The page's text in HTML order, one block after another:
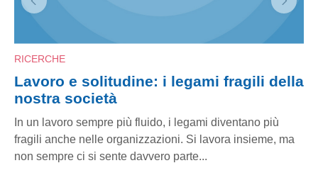
RICERCHE
Lavoro e solitudine: i legami fragili della
nostra società
In un lavoro sempre più fluido, i legami diventano più
fragili anche nelle organizzazioni. Si lavora insieme, ma
non sempre ci si sente davvero parte...